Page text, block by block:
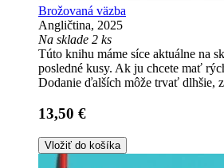
Brožovaná väzba
Angličtina, 2025
Na sklade 2 ks
Túto knihu máme síce aktuálne na
posledné kusy. Ak ju chcete mať
Dodanie ďalších môže trvať dlhšie,
13,50 €
Vložiť do košíka